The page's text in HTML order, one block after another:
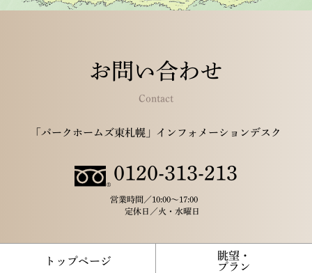
お問い合わせ
Contact
「パークホームズ東札幌」インフォメーションデスク
0120-313-213
営業時間／10:00～17:00
定休日／火・水曜日
トップページ
眺望・
プラン